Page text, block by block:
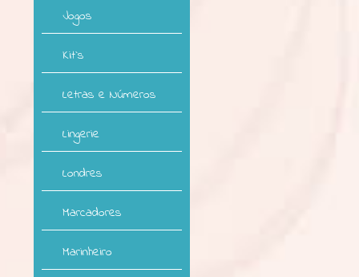
Jogos
Kit`s
Letras e Números
Lingerie
Londres
Marcadores
Marinheiro